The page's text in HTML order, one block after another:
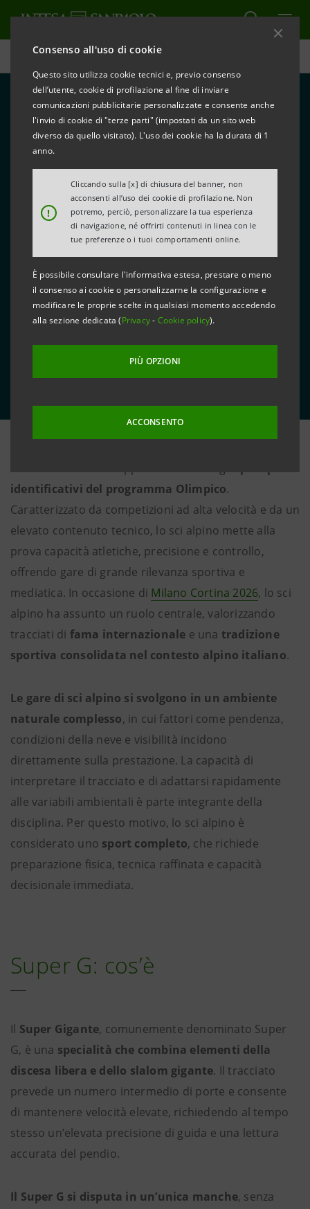
Consenso all'uso di cookie
Questo sito utilizza cookie tecnici e, previo consenso
dell’utente, cookie di profilazione al fine di inviare
comunicazioni pubblicitarie personalizzate e consente anche
l'invio di cookie di "terze parti" (impostati da un sito web
diverso da quello visitato). L'uso dei cookie ha la durata di 1
anno.
!
Cliccando sulla [x] di chiusura del banner, non
acconsenti all’uso dei cookie di profilazione. Non
potremo, perciò, personalizzare la tua esperienza
di navigazione, né offrirti contenuti in linea con le
tue preferenze o i tuoi comportamenti online.
È possibile consultare l'informativa estesa, prestare o meno
il consenso ai cookie o personalizzarne la configurazione e
modificare le proprie scelte in qualsiasi momento accedendo
alla sezione dedicata (Privacy- Cookie policy).
PIÙ OPZIONI
ACCONSENTO
Milano Cortina 2026
Sci alpino ai Giochi Olimpici
Invernali di Milano Cortina
2026: tutte le specialità e
piste
identificativi del programma Olimpico.
Caratterizzato da competizioni ad alta velocità e da un
elevato contenuto tecnico, lo sci alpino mette alla
prova capacità atletiche, precisione e controllo,
offrendo gare di grande rilevanza sportiva e
mediatica. In occasione di Milano Cortina 2026, lo sci
alpino ha assunto un ruolo centrale, valorizzando
tracciati di fama internazionale e una tradizione
sportiva consolidata nel contesto alpino italiano.
Le gare di sci alpino si svolgono in un ambiente
naturale complesso, in cui fattori come pendenza,
condizioni della neve e visibilità incidono
direttamente sulla prestazione. La capacità di
interpretare il tracciato e di adattarsi rapidamente
alle variabili ambientali è parte integrante della
disciplina. Per questo motivo, lo sci alpino è
considerato uno sport completo, che richiede
preparazione fisica, tecnica raffinata e capacità
decisionale immediata.
Super G: cos’è
Il Super Gigante, comunemente denominato Super
G, è una specialità che combina elementi della
discesa libera e dello slalom gigante. Il tracciato
prevede un numero intermedio di porte e consente
di mantenere velocità elevate, richiedendo al tempo
stesso un’elevata precisione di guida e una lettura
accurata del pendio.
Il Super G si disputa in un’unica manche, senza